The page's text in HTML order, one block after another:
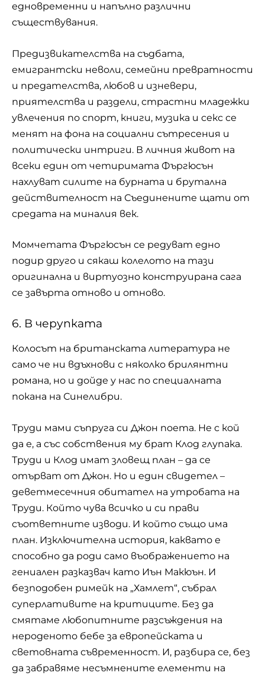
едновременни и напълно различни
съществувания.
Предизвикателства на съдбата,
емигрантски неволи, семейни превратности
и предателства, любов и изневери,
приятелства и раздели, страстни младежки
увлечения по спорт, книги, музика и секс се
менят на фона на социални сътресения и
политически интриги. В личния живот на
всеки един от четиримата Фъргюсън
нахлуват силите на бурната и брутална
действителност на Съединените щати от
средата на миналия век.
Момчетата Фъргюсън се редуват едно
подир друго и сякаш колелото на тази
оригинална и виртуозно конструирана сага
се завърта отново и отново.
6. В черупката
Колосът на британската литература не
само че ни вдъхнови с няколко брилянтни
романа, но и дойде у нас по специалната
покана на Синелибри.
Труди мами съпруга си Джон поета. Не с кой
да е, а със собствения му брат Клод глупака.
Труди и Клод имат зловещ план – да се
отърват от Джон. Но и един свидетел –
деветмесечния обитател на утробата на
Труди. Който чува всичко и си прави
съответните изводи. И който също има
план. Изключителна история, каквато е
способно да роди само въображението на
гениален разказвач като Иън Макюън. И
безподобен римейк на „Хамлет“, събрал
суперлативите на критиците. Без да
смятаме любопитните разсъждения на
нероденото бебе за европейската и
световната съвременност. И, разбира се, без
да забравяме несъмнените елементи на